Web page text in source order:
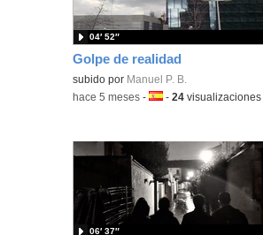
Golpe de realidad
Contenido educativo.
subido por Manuel P. B.
04′ 52″
-hace 5 meses -Idioma:
-24 visualizaciones
06′ 37″